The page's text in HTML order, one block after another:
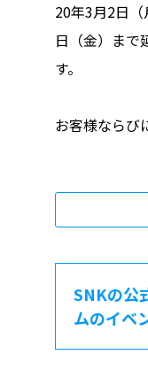
プレスリリース / トピックス
ボードメンバー
20年3月2日
日（金）まで
す。
お客様ならび
SNKの公
ムのイベ